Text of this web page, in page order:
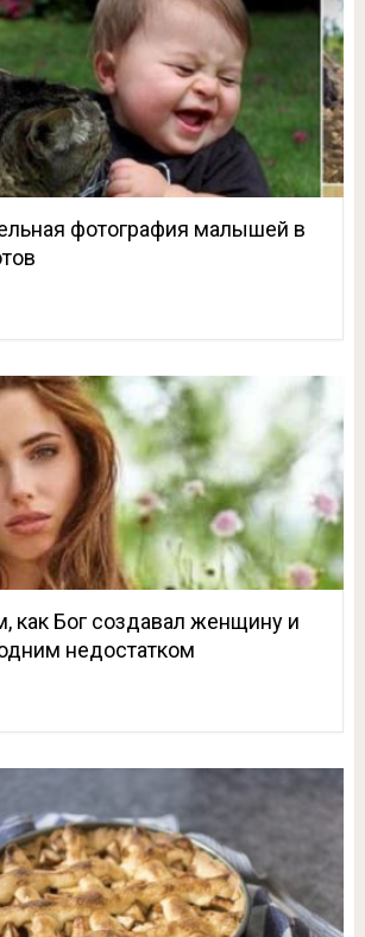
фотография малышей в
как Бог создавал женщину и
недостатком